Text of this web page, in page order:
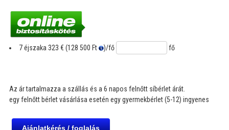
7 éjszaka 323 € (128 500 Ft )/fő fő
Az ár tartalmazza a szállás és a 6 napos felnőtt síbérlet árát.
egy felnőtt bérlet vásárlása esetén egy gyermekbérlet (5-12) ingyenes